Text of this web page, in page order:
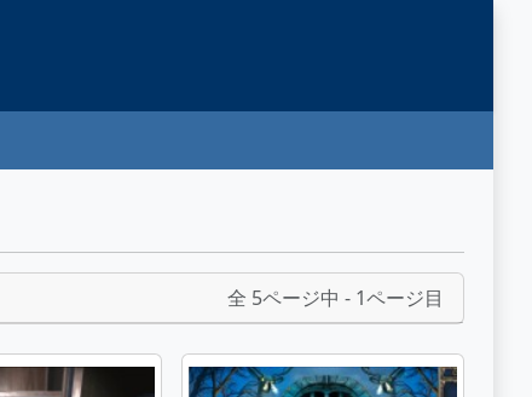
全 5ページ中 - 1ページ目